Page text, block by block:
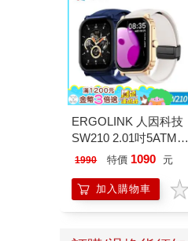
ERGOLINK 人因科技
SW210 2.01吋5ATM游
泳心率血氧藍牙通話腕
1990 特價 1090 元
加入購物車